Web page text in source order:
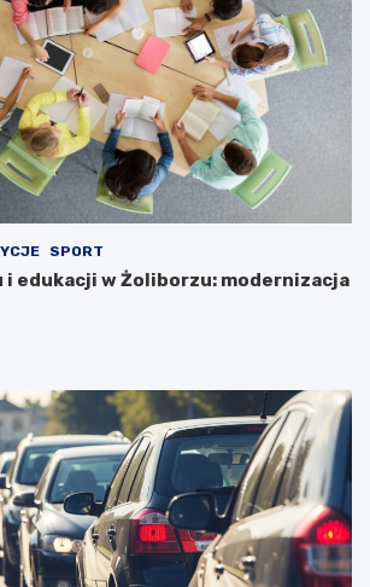
SPORT
i edukacji w Żoliborzu: modernizacja